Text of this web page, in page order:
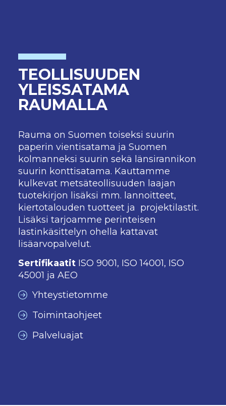
TEOLLISUUDEN
YLEISSATAMA
RAUMALLA
Rauma on Suomen toiseksi suurin
paperin vientisatama ja Suomen
kolmanneksi suurin sekä länsirannikon
suurin konttisatama. Kauttamme
kulkevat metsäteollisuuden laajan
tuotekirjon lisäksi mm. lannoitteet,
kiertotalouden tuotteet ja projektilastit.
Lisäksi tarjoamme perinteisen
lastinkäsittelyn ohella kattavat
lisäarvopalvelut.
Sertifikaatit ISO 9001, ISO 14001, ISO
45001 ja AEO
Yhteystietomme
Toimintaohjeet
Palveluajat